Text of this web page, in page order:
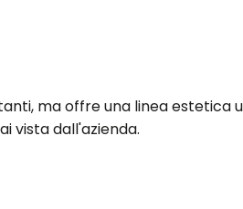
ma offre una linea
vista dall'azienda.